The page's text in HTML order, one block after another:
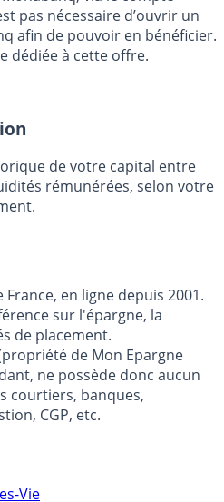
placement sans risque pour
via le compte
pas nécessaire d’ouvrir un
à cette offre.
de votre capital entre
en ligne depuis 2001.
sur l'épargne, la
de placement.
de Mon Epargne
ne possède donc aucun
CGP, etc.